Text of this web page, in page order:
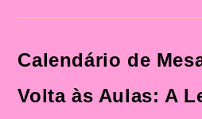
Aulas:
A
Perfeita!
Calendário de
Volta às Aulas: A